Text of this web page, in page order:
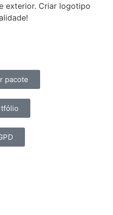
exterior. Criar logotipo
pacote